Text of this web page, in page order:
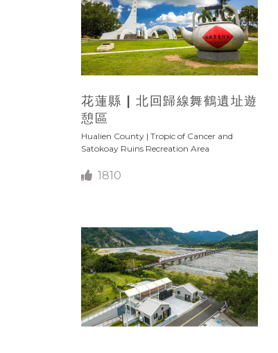
花蓮縣 | 北回歸線舞鶴遺址遊
憩區
Hualien County | Tropic of Cancer and
Satokoay Ruins Recreation Area
1810